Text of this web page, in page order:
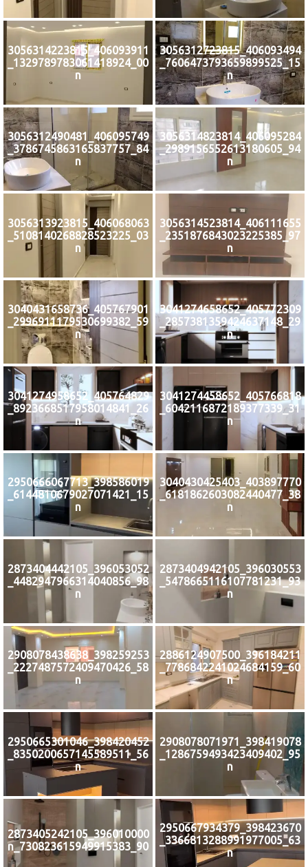
406093494_3056312723815
15_7606473793659899525_
n
406093911_3056314223815
n
406095284_3056314823814
94_2989156552613180605_
n
406095749_3056312490481
84_3786745863165837757_
n
406111655_3056314523814
n
406068063_3056313923815
n
405772309_3041274658652
n
405767901_3040431658736
n
405766818_3041274458652
n
405764829_3041274958652
26_8923668517958014841_
n
403897770_3040430425403
n
398586019_2950666067713
n
396030553_2873404942105
n
396053052_2873404442105
n
396184211_2886124907500
60_7786842241024684159_
n
398259253_2908078438638
n
398419078_2908078071971
n
398420452_2950665301046
n
398423670_2950667934379
63_3366813288991977005_
n
396010000_2873405242105
90_730823615949915383_n